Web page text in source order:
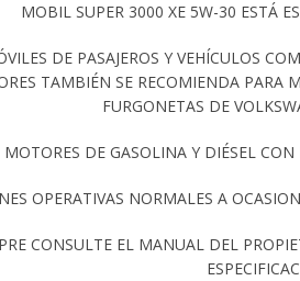
MOBIL SUPER 3000 XE 5W-30 ESTÁ
DE PASAJEROS Y VEHÍCULOS
TAMBIÉN SE RECOMIENDA PARA
FURGONETAS DE
MOTORES DE GASOLINA Y DIÉSEL
OPERATIVAS NORMALES A
CONSULTE EL MANUAL DEL